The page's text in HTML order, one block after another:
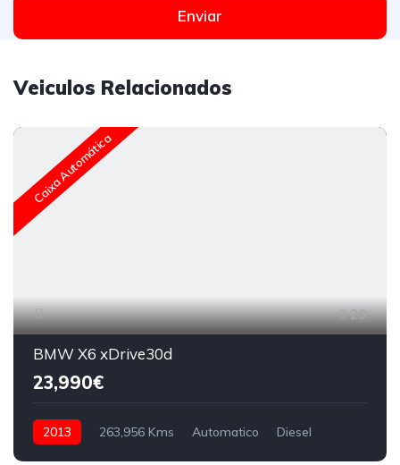
Enviar
Veiculos Relacionados
Caixa Automática
29
BMW X6 xDrive30d
23,990€
2013 263,956 Kms Automatico Diesel